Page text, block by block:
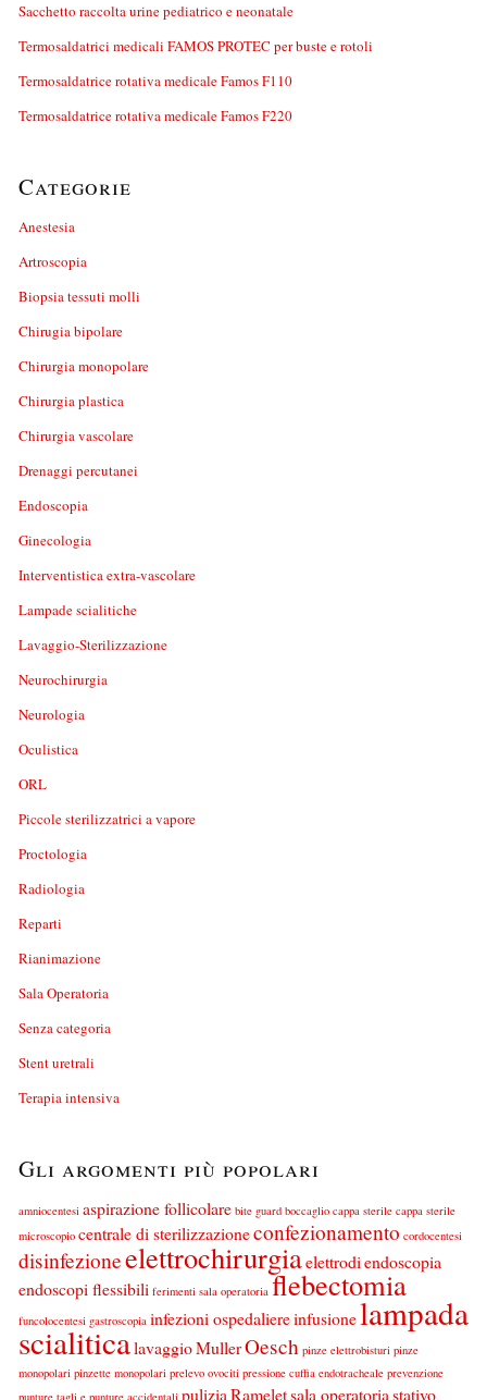
Sacchetto raccolta urine pediatrico e neonatale
Termosaldatrici medicali FAMOS PROTEC per buste e rotoli
Termosaldatrice rotativa medicale Famos F110
Termosaldatrice rotativa medicale Famos F220
Categorie
Anestesia
Artroscopia
Biopsia tessuti molli
Chirugia bipolare
Chirurgia monopolare
Chirurgia plastica
Chirurgia vascolare
Drenaggi percutanei
Endoscopia
Ginecologia
Interventistica extra-vascolare
Lampade scialitiche
Lavaggio-Sterilizzazione
Neurochirurgia
Neurologia
Oculistica
ORL
Piccole sterilizzatrici a vapore
Proctologia
Radiologia
Reparti
Rianimazione
Sala Operatoria
Senza categoria
Stent uretrali
Terapia intensiva
Gli argomenti più popolari
amniocentesi aspirazione follicolare bite guard boccaglio cappa sterile cappa sterile
microscopio centrale di sterilizzazioneconfezionamento cordocentesi
disinfezioneelettrochirurgiaelettrodiendoscopia
endoscopi flessibili ferimenti sala operatoria flebectomia
funcolocentesi gastroscopia infezioni ospedaliereinfusionelampada
scialiticalavaggioMullerOesch pinze elettrobisturi pinze
monopolari pinzette monopolari prelevo ovociti pressione cuffia endotracheale prevenzione
punture tagli e punture accidentali puliziaRameletsala operatoriastativo